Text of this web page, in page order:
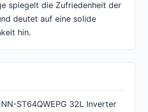
spiegelt die Zufriedenheit der
deutet auf eine solide
hin.
ST64QWEPG 32L Inverter